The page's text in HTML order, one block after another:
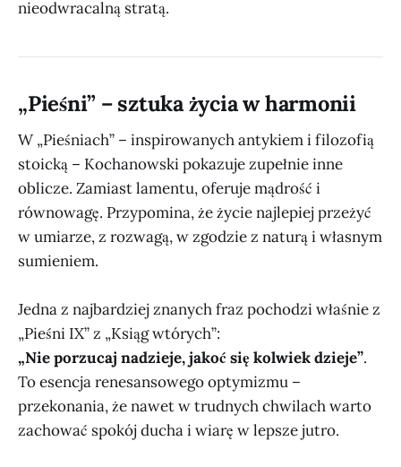
nieodwracalną stratą.
„Pieśni” – sztuka życia w harmonii
W „Pieśniach” – inspirowanych antykiem i filozofią
stoicką – Kochanowski pokazuje zupełnie inne
oblicze. Zamiast lamentu, oferuje mądrość i
równowagę. Przypomina, że życie najlepiej przeżyć
w umiarze, z rozwagą, w zgodzie z naturą i własnym
sumieniem.
Jedna z najbardziej znanych fraz pochodzi właśnie z
„Pieśni IX” z „Ksiąg wtórych”:
„Nie porzucaj nadzieje, jakoć się kolwiek dzieje”.
To esencja renesansowego optymizmu –
przekonania, że nawet w trudnych chwilach warto
zachować spokój ducha i wiarę w lepsze jutro.